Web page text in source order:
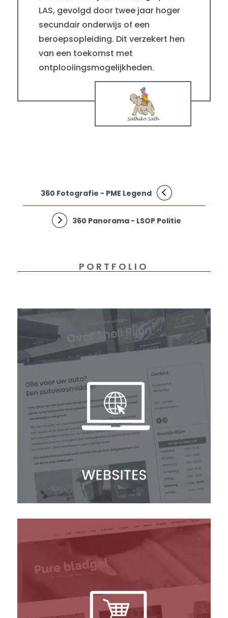
LAS, gevolgd door twee jaar hoger
secundair onderwijs of een
beroepsopleiding. Dit verzekert hen
van een toekomst met
ontplooiingsmogelijkheden.
360 Fotografie - PME Legend
360 Panorama - LSOP Politie
PORTFOLIO